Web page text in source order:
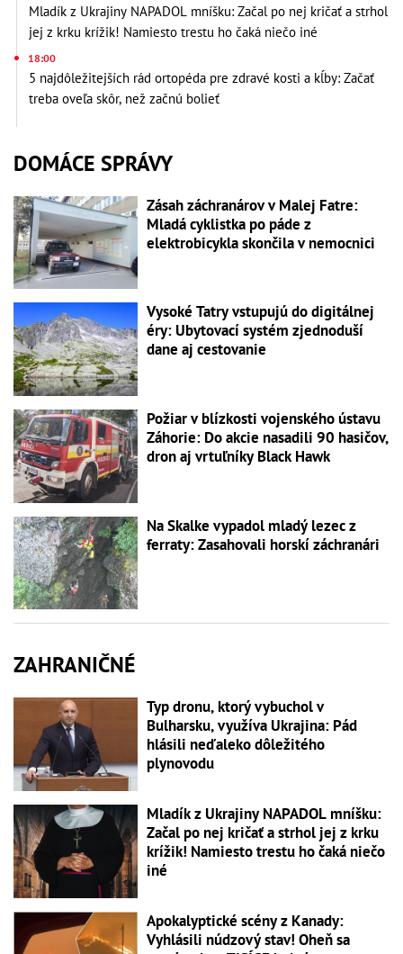
Mladík z Ukrajiny NAPADOL mníšku: Začal po nej kričať a strhol
jej z krku krížik! Namiesto trestu ho čaká niečo iné
18:00
5 najdôležitejších rád ortopéda pre zdravé kosti a kĺby: Začať
treba oveľa skôr, než začnú bolieť
DOMÁCE SPRÁVY
Zásah záchranárov v Malej Fatre:
Mladá cyklistka po páde z
elektrobicykla skončila v nemocnici
Vysoké Tatry vstupujú do digitálnej
éry: Ubytovací systém zjednoduší
dane aj cestovanie
Požiar v blízkosti vojenského ústavu
Záhorie: Do akcie nasadili 90 hasičov,
dron aj vrtuľníky Black Hawk
Na Skalke vypadol mladý lezec z
ferraty: Zasahovali horskí záchranári
ZAHRANIČNÉ
Typ dronu, ktorý vybuchol v
Bulharsku, využíva Ukrajina: Pád
hlásili neďaleko dôležitého
plynovodu
Mladík z Ukrajiny NAPADOL mníšku:
Začal po nej kričať a strhol jej z krku
krížik! Namiesto trestu ho čaká niečo
iné
Apokalyptické scény z Kanady:
Vyhlásili núdzový stav! Oheň sa